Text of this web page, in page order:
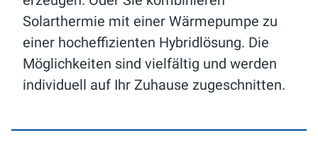
Solarthermie mit einer Wärmepumpe zu
einer hocheffizienten Hybridlösung. Die
Möglichkeiten sind vielfältig und werden
individuell auf Ihr Zuhause zugeschnitten.